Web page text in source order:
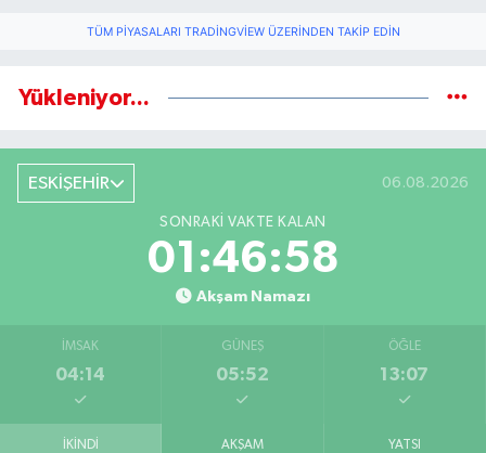
TÜM PIYASALARI TRADINGVIEW ÜZERINDEN TAKIP EDIN
Yükleniyor...
ESKİŞEHİR 06.08.2026
SONRAKI VAKTE KALAN
01:46:57
Akşam Namazı
İMSAK
04:14
GÜNEŞ
05:52
ÖĞLE
13:07
İKINDI AKŞAM YATSI